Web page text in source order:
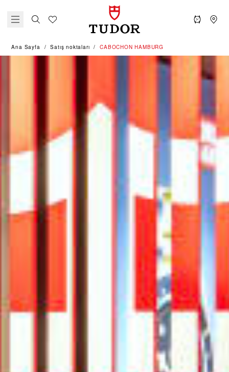
Ana Sayfa Satış noktaları ‭CABOCHON HAMBURG‬